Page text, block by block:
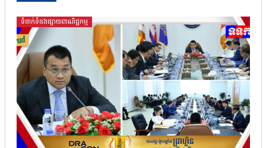
ទំនាក់ទំនងផ្សាយពាណិជ្ជកម្ម